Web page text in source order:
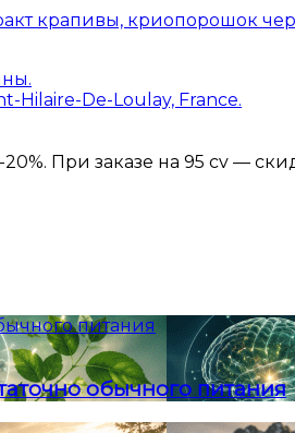
крапивы, криопорошок
Hilaire-De-Loulay, France.
При заказе на 95 cv —
питания
обычного питания